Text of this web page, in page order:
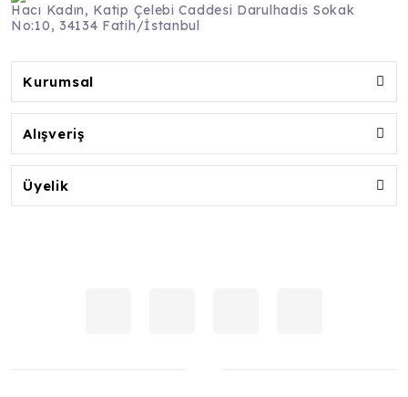
Hacı Kadın, Katip Çelebi Caddesi Darulhadis Sokak
No:10, 34134 Fatih/İstanbul
Kurumsal
Alışveriş
Üyelik